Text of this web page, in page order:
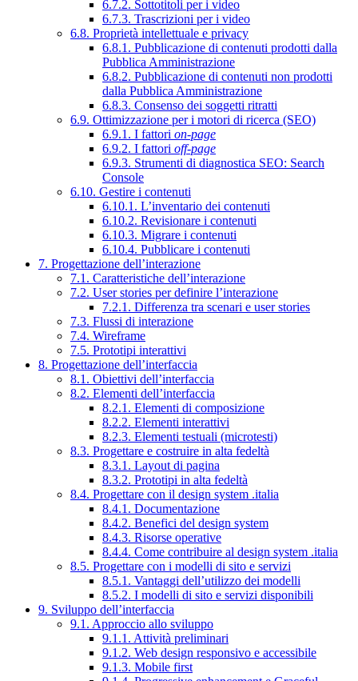
6.7.2. Sottotitoli per i video
6.7.3. Trascrizioni per i video
6.8. Proprietà intellettuale e privacy
6.8.1. Pubblicazione di contenuti prodotti dalla
Pubblica Amministrazione
6.8.2. Pubblicazione di contenuti non prodotti
dalla Pubblica Amministrazione
6.8.3. Consenso dei soggetti ritratti
6.9. Ottimizzazione per i motori di ricerca (SEO)
6.9.1. I fattori on-page
6.9.2. I fattori off-page
6.9.3. Strumenti di diagnostica SEO: Search
Console
6.10. Gestire i contenuti
6.10.1. L’inventario dei contenuti
6.10.2. Revisionare i contenuti
6.10.3. Migrare i contenuti
6.10.4. Pubblicare i contenuti
7. Progettazione dell’interazione
7.1. Caratteristiche dell’interazione
7.2. User stories per definire l’interazione
7.2.1. Differenza tra scenari e user stories
7.3. Flussi di interazione
7.4. Wireframe
7.5. Prototipi interattivi
8. Progettazione dell’interfaccia
8.1. Obiettivi dell’interfaccia
8.2. Elementi dell’interfaccia
8.2.1. Elementi di composizione
8.2.2. Elementi interattivi
8.2.3. Elementi testuali (microtesti)
8.3. Progettare e costruire in alta fedeltà
8.3.1. Layout di pagina
8.3.2. Prototipi in alta fedeltà
8.4. Progettare con il design system .italia
8.4.1. Documentazione
8.4.2. Benefici del design system
8.4.3. Risorse operative
8.4.4. Come contribuire al design system .italia
8.5. Progettare con i modelli di sito e servizi
8.5.1. Vantaggi dell’utilizzo dei modelli
8.5.2. I modelli di sito e servizi disponibili
9. Sviluppo dell’interfaccia
9.1. Approccio allo sviluppo
9.1.1. Attività preliminari
9.1.2. Web design responsivo e accessibile
9.1.3. Mobile first